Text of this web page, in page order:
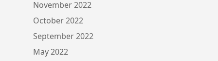
November 2022
October 2022
September 2022
May 2022